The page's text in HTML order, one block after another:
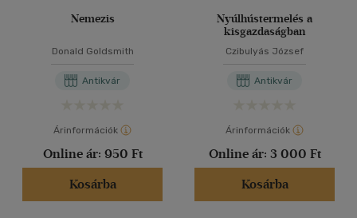
Nemezis
Donald Goldsmith
Antikvár
Árinformációk
Online ár: 950 Ft
Kosárba
Nyúlhústermelés a
kisgazdaságban
Czibulyás József
Antikvár
Árinformációk
Online ár: 3 000 Ft
Kosárba